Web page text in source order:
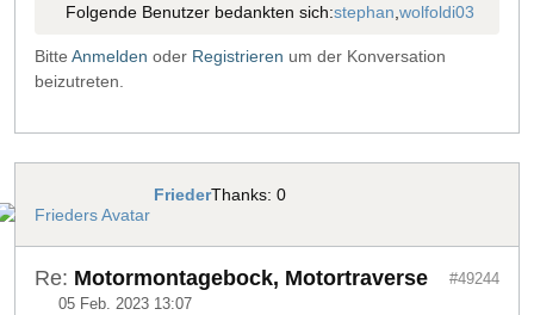
Folgende Benutzer bedankten sich:stephan wolfoldi03
Bitte Anmelden oder Registrieren um der Konversation
beizutreten.
FriederThanks: 0
Re: Motormontagebock, Motortraverse
05 Feb. 2023 13:07
#49244